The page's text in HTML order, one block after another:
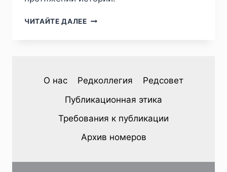
ЧИТАЙТЕ ДАЛЕЕПИЖ
НИШТАДТСКИЙ
В
ИСТОРИИ
И
О нас Редколлегия
Редсовет
Публикационная этика
Требования к публикации
Архив номеров